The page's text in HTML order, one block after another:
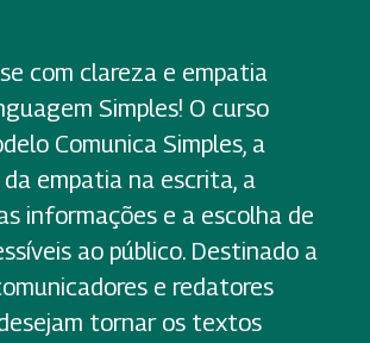
com clareza e empatia
Simples! O curso
Comunica Simples, a
empatia na escrita, a
informações e a escolha de
ao público. Destinado a
e redatores
tornar os textos